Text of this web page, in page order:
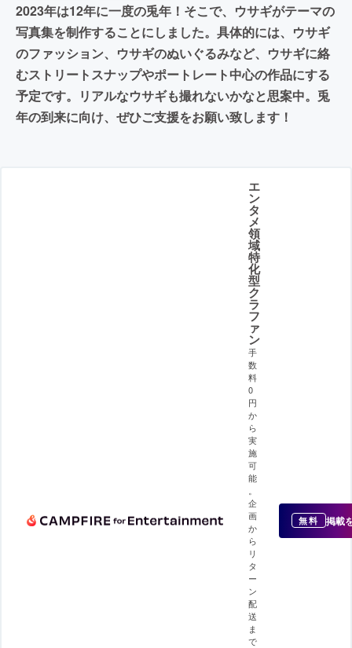
2023年は12年に一度の兎年！そこで、ウサギがテーマの
写真集を制作することにしました。具体的には、ウサギ
のファッション、ウサギのぬいぐるみなど、ウサギに絡
むストリートスナップやポートレート中心の作品にする
予定です。リアルなウサギも撮れないかなと思案中。兎
年の到来に向け、ぜひご支援をお願い致します！
エ
ン
タ
メ
領
域
特
化
型
ク
ラ
フ
ァ
ン
手
数
料
0
円
か
ら
実
施
可
能
企
画
か
ら
リ
タ
ー
ン
配
送
ま
で
無料 掲載